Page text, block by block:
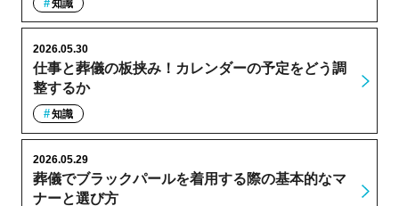
知識
仕事と葬儀の板挟み！カレンダーの予定をどう調
整するか
2026.05.30
知識
葬儀でブラックパールを着用する際の基本的なマ
ナーと選び方
2026.05.29